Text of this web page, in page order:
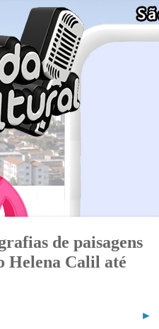
de paisagens
Helena Calil até
►